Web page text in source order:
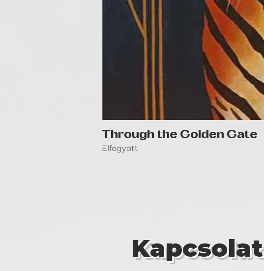
Through the Golden Gate
Elfogyott
Kapcsolat